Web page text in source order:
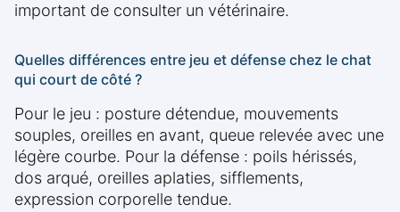
important de consulter un vétérinaire.
Quelles différences entre jeu et défense chez le chat
qui court de côté ?
Pour le jeu : posture détendue, mouvements
souples, oreilles en avant, queue relevée avec une
légère courbe. Pour la défense : poils hérissés,
dos arqué, oreilles aplaties, sifflements,
expression corporelle tendue.